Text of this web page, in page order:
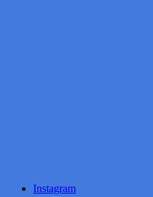
Instagram